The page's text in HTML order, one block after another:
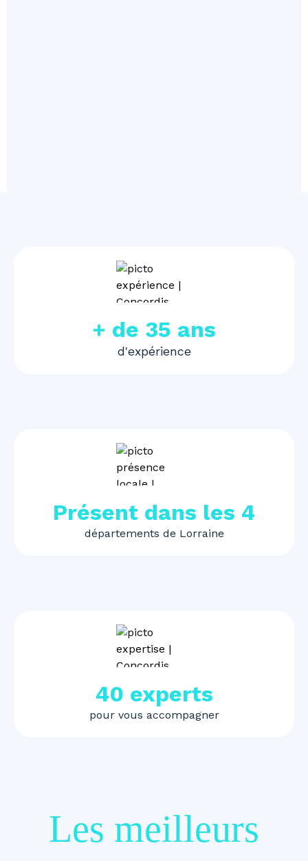
+ de 35 ans
d'expérience
Présent dans les 4
départements de Lorraine
40 experts
pour vous accompagner
Les meilleurs